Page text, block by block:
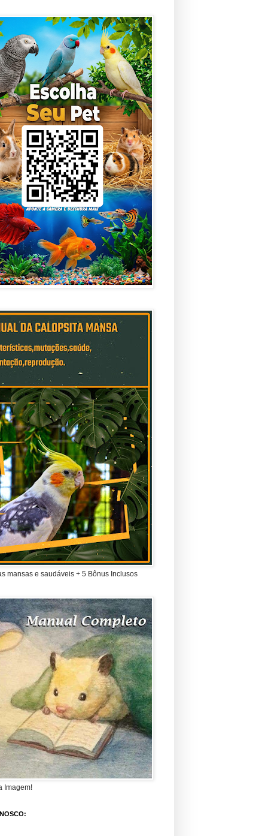
mansas e saudáveis + 5 Bônus Inclusos
Imagem!